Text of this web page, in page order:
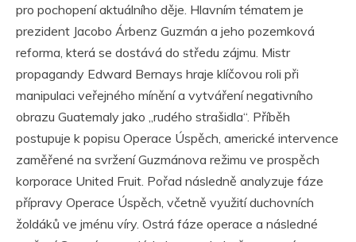
pro pochopení aktuálního děje. Hlavním tématem je
prezident Jacobo Árbenz Guzmán a jeho pozemková
reforma, která se dostává do středu zájmu. Mistr
propagandy Edward Bernays hraje klíčovou roli při
manipulaci veřejného mínění a vytváření negativního
obrazu Guatemaly jako „rudého strašidla“. Příběh
postupuje k popisu Operace Úspěch, americké intervence
zaměřené na svržení Guzmánova režimu ve prospěch
korporace United Fruit. Pořad následně analyzuje fáze
přípravy Operace Úspěch, včetně využití duchovních
žoldáků ve jménu víry. Ostrá fáze operace a následné